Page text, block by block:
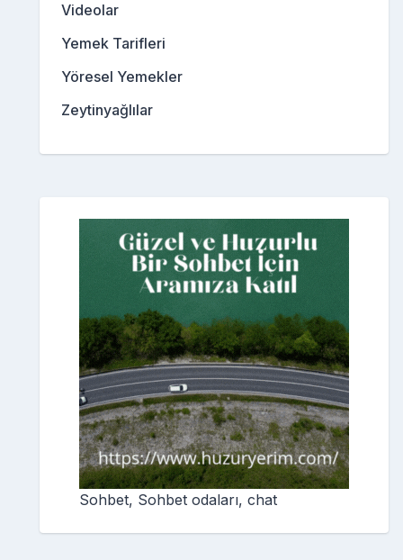
Videolar
Yemek Tarifleri
Yöresel Yemekler
Zeytinyağlılar
Sohbet, Sohbet odaları, chat